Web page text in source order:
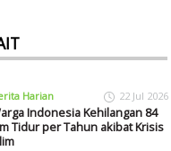
Harian 22 Jul 2026
Indonesia Kehilangan 84
Tidur per Tahun akibat Krisis